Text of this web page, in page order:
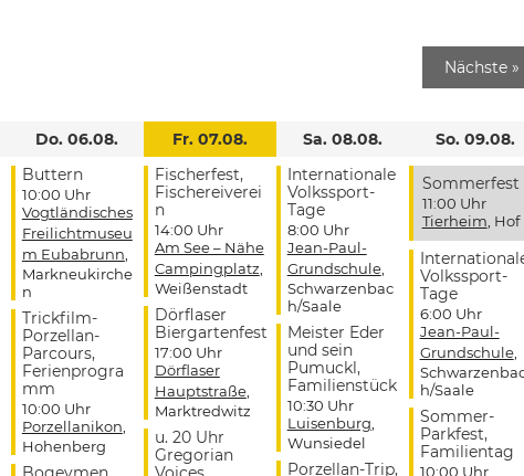
Nächste »
Do. 06.08.
Buttern
10:00 Uhr
Vogtländisches
Freilichtmuseu
m Eubabrunn,
Markneukirche
n
Trickfilm-
Porzellan-
Parcours,
Ferienprogra
mm
10:00 Uhr
Porzellanikon,
Hohenberg
Fr. 07.08.
Fischerfest,
Fischereiverei
n
14:00 Uhr
Am See – Nähe
Campingplatz,
Weißenstadt
Dörflaser
Biergartenfest
17:00 Uhr
Dörflaser
Hauptstraße,
Marktredwitz
u. 20 Uhr
Gregorian
Sa. 08.08.
Internationale
Volkssport-
Tage
8:00 Uhr
Jean-Paul-
Grundschule,
Schwarzenbac
h/Saale
Meister Eder
und sein
Pumuckl,
Familienstück
10:30 Uhr
Luisenburg,
Wunsiedel
Porzellan-Trip,
So. 09.08.
Sommerfest
11:00 Uhr
Tierheim, Hof
Volkssport-
Tage
6:00 Uhr
Jean-Paul-
Grundschule,
h/Saale
Sommer-
Parkfest,
Familientag
10:00 Uhr